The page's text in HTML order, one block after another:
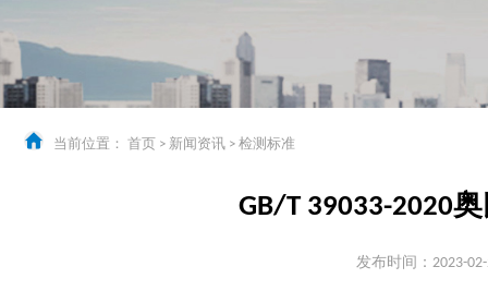
当前位置： 首页 > 新闻资讯 > 检测标准
GB/T 39033-2020
发布时间：2023-